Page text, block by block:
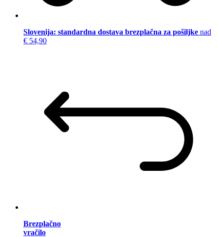
Slovenija: standardna dostava brezplačna za pošiljke nad
€ 54,90
Brezplačno
vračilo